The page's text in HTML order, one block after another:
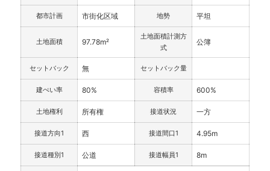
都市計画 市街化区域 地勢 平坦
土地面積 97.78m²
土地面積計測方
式
公簿
セットバック 無 セットバック量
建ぺい率 80% 容積率 600%
土地権利 所有権 接道状況 一方
接道方向1 西 接道間口1 4.95m
接道種別1 公道 接道幅員1 8m